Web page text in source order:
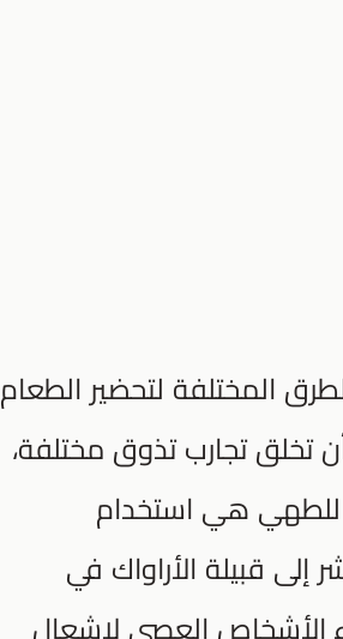
المختلفة لتحضير الطعام
تخلق تجارب تذوق مختلفة،
للطهي هي استخدام
إلى قبيلة الأراواك في
الأشخاص العصي لإشعال